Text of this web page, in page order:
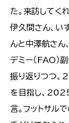
た。来訪してく
伊久間さん、い
んと中澤航さん
デミー（FAO）
振り返りつつ、
を目指し、
言。フットサル